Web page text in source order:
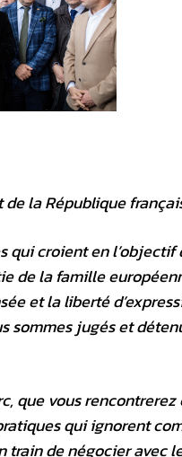
la République
qui croient en
de la famille
et la liberté
sommes jugés et
que vous
qui ignorent
train de négocier avec